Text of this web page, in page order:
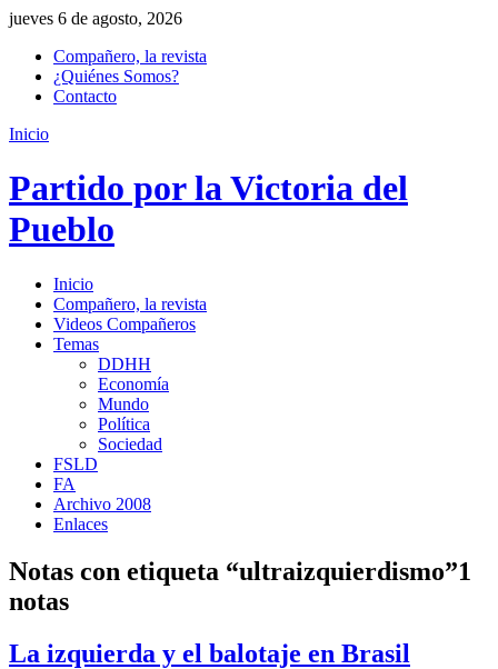
jueves 6 de agosto, 2026
Compañero, la revista
¿Quiénes Somos?
Contacto
Inicio
Partido por la Victoria del
Pueblo
Inicio
Compañero, la revista
Videos Compañeros
Temas
DDHH
Economía
Mundo
Política
Sociedad
FSLD
FA
Archivo 2008
Enlaces
Notas con etiqueta “ultraizquierdismo”1
notas
La izquierda y el balotaje en Brasil